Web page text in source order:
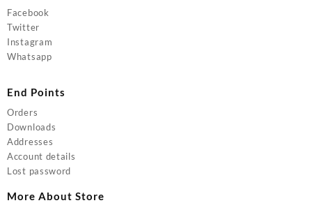
Facebook
Twitter
Instagram
Whatsapp
End Points
Orders
Downloads
Addresses
Account details
Lost password
More About Store